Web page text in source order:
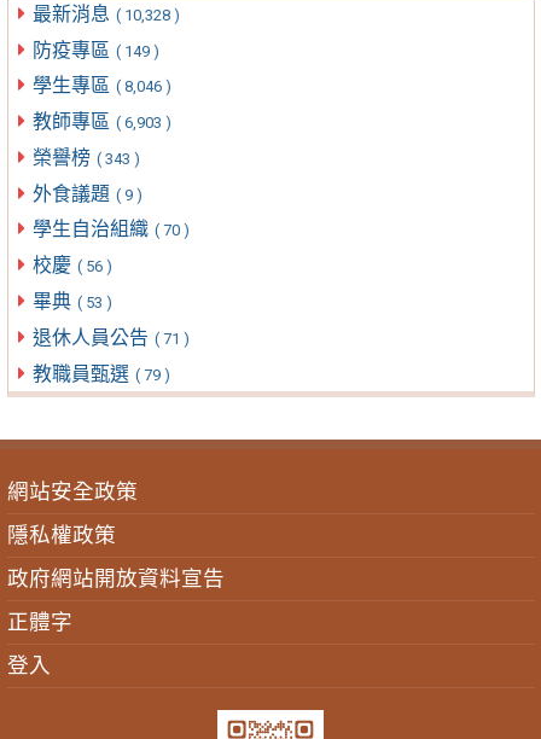
最新消息 ( 10,328 )
防疫專區 ( 149 )
學生專區 ( 8,046 )
教師專區 ( 6,903 )
榮譽榜 ( 343 )
外食議題 ( 9 )
學生自治組織 ( 70 )
校慶 ( 56 )
畢典 ( 53 )
退休人員公告 ( 71 )
教職員甄選 ( 79 )
網站安全政策
隱私權政策
政府網站開放資料宣告
正體字
登入